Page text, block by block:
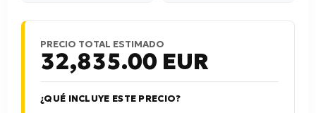
PRECIO TOTAL ESTIMADO
32,835.00 EUR
¿QUÉ INCLUYE ESTE PRECIO?